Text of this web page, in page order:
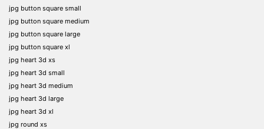
jpg button square small
jpg button square medium
jpg button square large
jpg button square xl
jpg heart 3d xs
jpg heart 3d small
jpg heart 3d medium
jpg heart 3d large
jpg heart 3d xl
jpg round xs